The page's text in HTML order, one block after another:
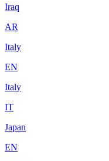
Iraq
AR
Italy
EN
Italy
IT
Japan
EN